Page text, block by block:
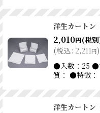
洋生カート
2,010円(税
(税込: 2,211 円)
●入数：25
質： ●特徴：
洋生カート